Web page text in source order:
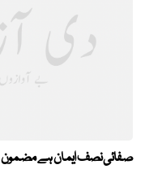
صفائی نصف ایمان ہے مضمون